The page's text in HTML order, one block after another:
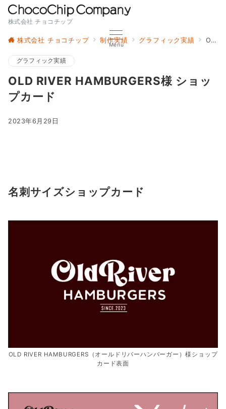
株式会社 チョコチップ
Menu
株式会社 チョコチップ 制作実績 グラフィック実績 OLD RIVER HAMBURGERS様 ショップカード
グラフィック実績
OLD RIVER HAMBURGERS様 ショッ
プカード
2023年6月29日
名刺サイズショップカード
OLD RIVER HAMBURGERS（オールドリバーハンバーガー）様ショップ
カード表面